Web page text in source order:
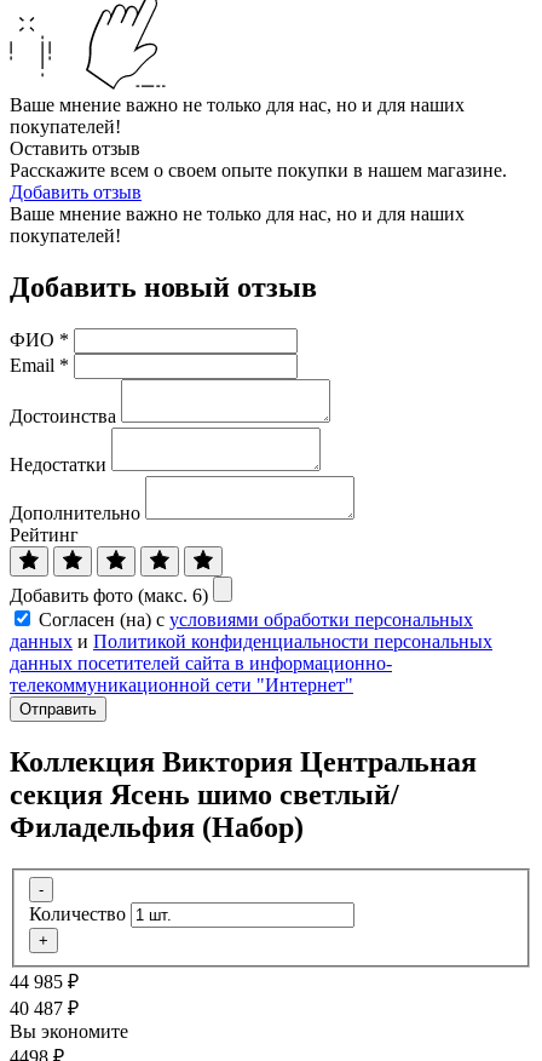
Ваше мнение важно не только для нас, но и для наших
покупателей!
Оставить отзыв
Расскажите всем о своем опыте покупки в нашем магазине.
Добавить отзыв
Ваше мнение важно не только для нас, но и для наших
покупателей!
Добавить новый отзыв
ФИО *
Email *
Достоинства
Недостатки
Дополнительно
Рейтинг
Добавить фото (макс. 6)
Согласен (на) с условиями обработки персональных
данных и Политикой конфиденциальности персональных
данных посетителей сайта в информационно-
телекоммуникационной сети "Интернет"
Отправить
Коллекция Виктория Центральная
секция Ясень шимо светлый/
Филадельфия (Набор)
-
Количество
+
44 985 ₽
40 487 ₽
Вы экономите